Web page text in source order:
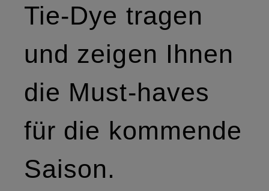
Tie-Dye tragen
und zeigen Ihnen
die Must-haves
für die kommende
Saison.